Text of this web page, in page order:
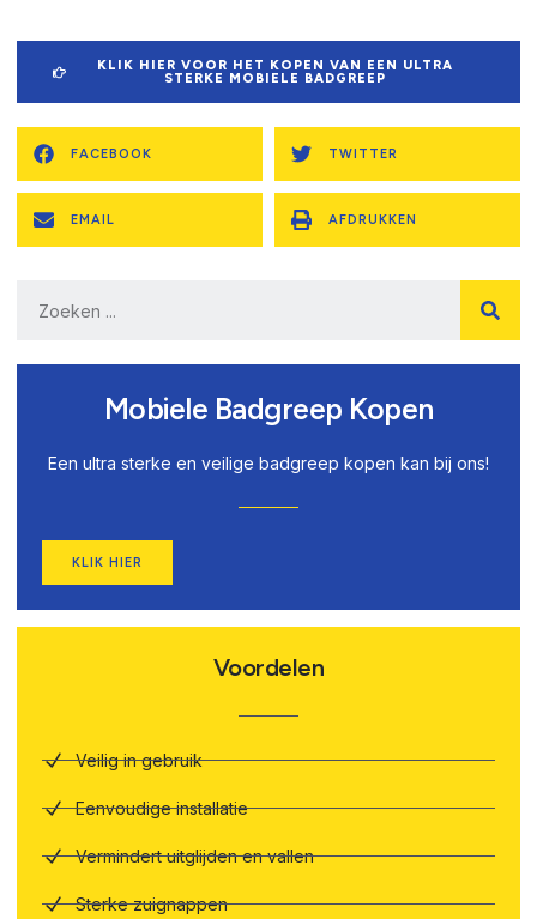
KLIK HIER VOOR HET KOPEN VAN EEN ULTRA
STERKE MOBIELE BADGREEP
FACEBOOK TWITTER
EMAIL AFDRUKKEN
Mobiele Badgreep Kopen
Een ultra sterke en veilige badgreep kopen kan bij ons!
KLIK HIER
Voordelen
Veilig in gebruik
Eenvoudige installatie
Vermindert uitglijden en vallen
Sterke zuignappen